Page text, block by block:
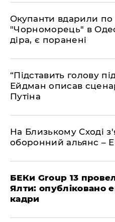
​Окупанти вдарили по
"Чорноморець" в
діра, є поранені
​“Підставить голову
Ейдман описав
Путіна
На Близькому Сході
оборонний альянс –
БЕКи Group 13
Ялти: опубліковано
кадри